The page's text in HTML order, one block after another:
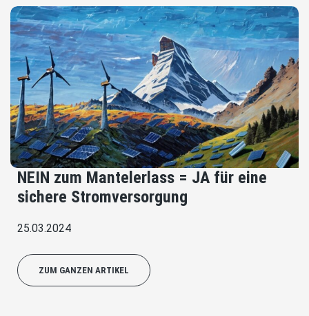
NEIN zum Mantelerlass = JA für eine
sichere Stromversorgung
25.03.2024
ZUM GANZEN ARTIKEL